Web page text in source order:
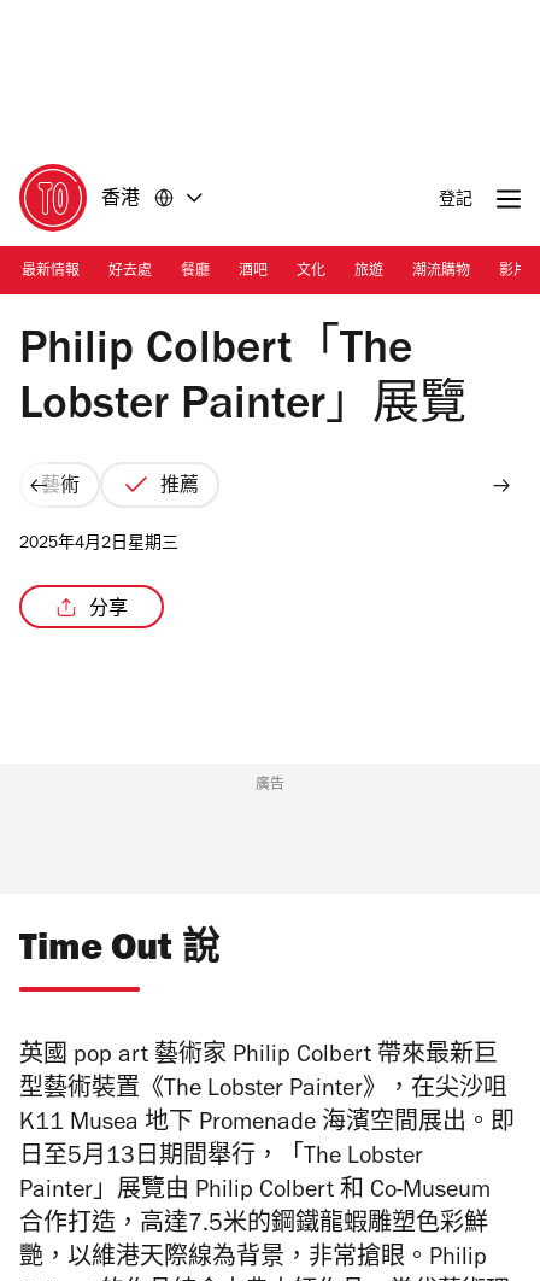
香港 登記
最新情報 好去處 餐廳 酒吧 文化 旅遊 潮流購物 影片
Photograph: Courtesy Anthony Kwan/Getty Images
Philip Colbert「The
Lobster Painter」展覽
藝術 推薦
2025年4月2日星期三
分享
廣告
Time Out 說
英國 pop art 藝術家 Philip Colbert 帶來最新巨
型藝術裝置《The Lobster Painter》，在尖沙咀
K11 Musea 地下 Promenade 海濱空間展出。即
日至5月13日期間舉行，「The Lobster
Painter」展覽由 Philip Colbert 和 Co-Museum
合作打造，高達7.5米的鋼鐵龍蝦雕塑色彩鮮
艷，以維港天際線為背景，非常搶眼。Philip